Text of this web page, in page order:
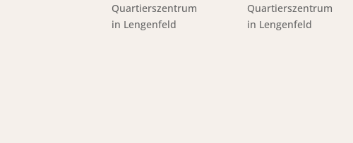
Quartierszentrum
in Lengenfeld
Quartierszentrum
in Lengenfeld